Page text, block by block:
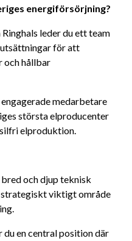
energiförsörjning?
Ringhals leder du ett team
för att
och hållbar
medarbetare
största elproducenter
elproduktion.
och djup teknisk
viktigt område
du en central position där